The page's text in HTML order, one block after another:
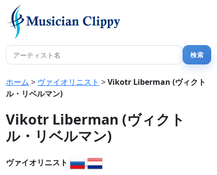
ホーム > ヴァイオリニスト >Vikotr Liberman (ヴィクト
ル・リベルマン)
Vikotr Liberman (ヴィクト
ル・リベルマン)
ヴァイオリニスト